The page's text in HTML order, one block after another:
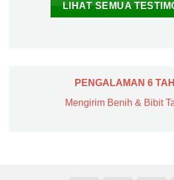
LIHAT SEMUA
PENGALAMAN 6
Mengirim Benih & Bibit